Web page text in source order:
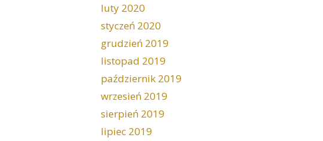
luty 2020
styczeń 2020
grudzień 2019
listopad 2019
październik 2019
wrzesień 2019
sierpień 2019
lipiec 2019